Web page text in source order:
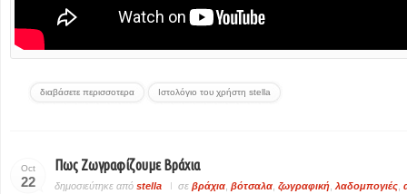
διαβάσετε περισσοτερα Ιστολόγιο του χρήστη stella
Oct
22
Πως Ζωγραφίζουμε Βράχια
δημοσιεύτηκε από stella σε βράχια βότσαλα ζωγραφική λαδομπογιές